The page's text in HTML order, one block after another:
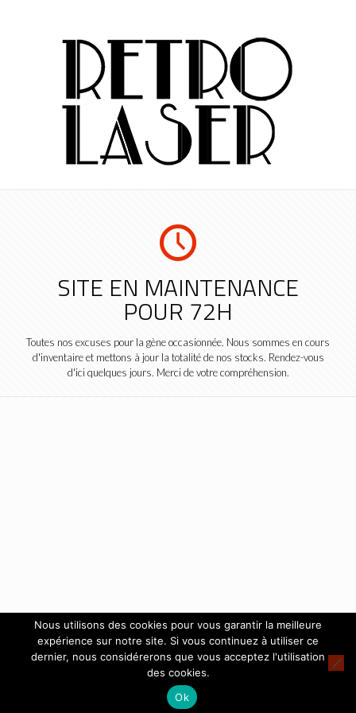
SITE EN MAINTENANCE
POUR 72H
Toutes nos excuses pour la gène occasionnée. Nous sommes en cours
d'inventaire et mettons à jour la totalité de nos stocks. Rendez-vous
d'ici quelques jours. Merci de votre compréhension.
Nous utilisons des cookies pour vous garantir la meilleure
expérience sur notre site. Si vous continuez à utiliser ce
dernier, nous considérerons que vous acceptez l'utilisation
des cookies.
Ok